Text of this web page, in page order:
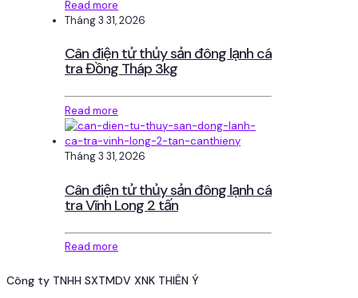
Read more
Tháng 3 31, 2026
Cân điện tử thủy sản đông lạnh cá
tra Đồng Tháp 3kg
Read more
Tháng 3 31, 2026
Cân điện tử thủy sản đông lạnh cá
tra Vĩnh Long 2 tấn
Read more
Công ty TNHH SXTMDV XNK THIÊN Ý